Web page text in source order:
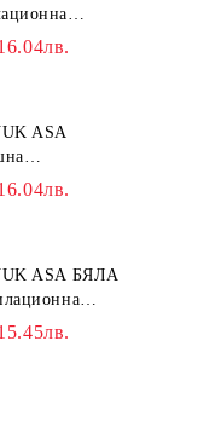
клапа Ø
ASA
с
ASA БЯЛА
клапа Ø